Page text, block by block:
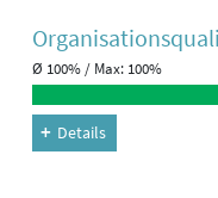
Ø 100% / Max: 100%
Details